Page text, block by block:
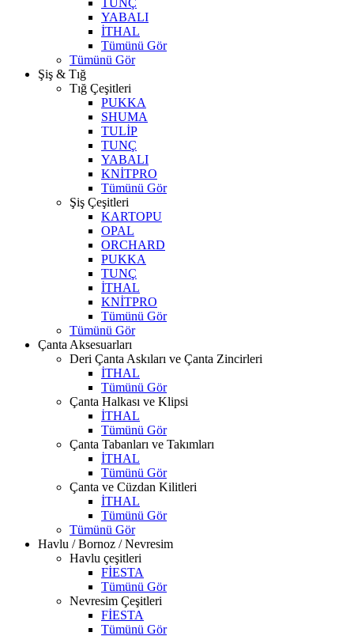
TUNÇ
YABALI
İTHAL
Tümünü Gör
Tümünü Gör
Şiş & Tığ
Tığ Çeşitleri
PUKKA
SHUMA
TULİP
TUNÇ
YABALI
KNİTPRO
Tümünü Gör
Şiş Çeşitleri
KARTOPU
OPAL
ORCHARD
PUKKA
TUNÇ
İTHAL
KNİTPRO
Tümünü Gör
Tümünü Gör
Çanta Aksesuarları
Deri Çanta Askıları ve Çanta Zincirleri
İTHAL
Tümünü Gör
Çanta Halkası ve Klipsi
İTHAL
Tümünü Gör
Çanta Tabanları ve Takımları
İTHAL
Tümünü Gör
Çanta ve Cüzdan Kilitleri
İTHAL
Tümünü Gör
Tümünü Gör
Havlu / Bornoz / Nevresim
Havlu çeşitleri
FİESTA
Tümünü Gör
Nevresim Çeşitleri
FİESTA
Tümünü Gör